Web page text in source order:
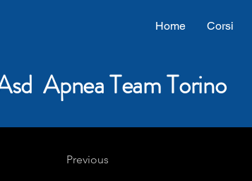
Home Corsi
Apnea Team Torino
Previous